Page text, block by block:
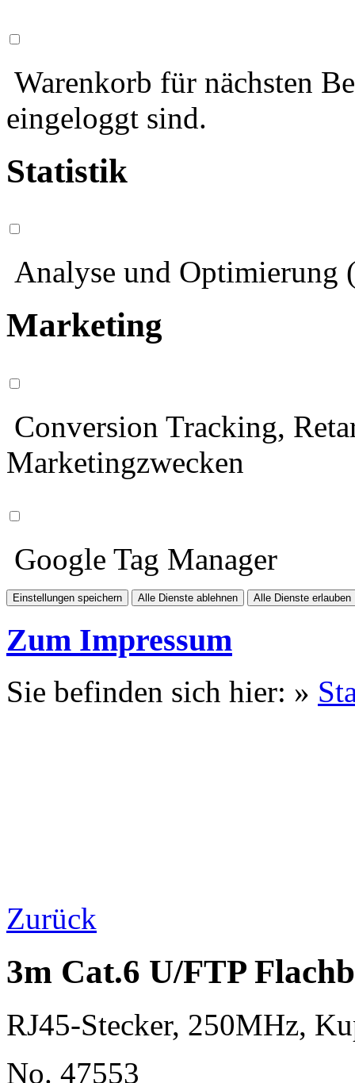
Warenkorb für nächsten
eingeloggt sind.
Statistik
Analyse und Optimierung
Marketing
Conversion Tracking,
Marketingzwecken
Google Tag Manager
Einstellungen speichern Alle Dienste ablehnen Alle Dienste erlauben
Zum Impressum
Sie befinden sich hier: »
Zurück
3m Cat.6 U/FTP
RJ45-Stecker, 250MHz,
No. 47553